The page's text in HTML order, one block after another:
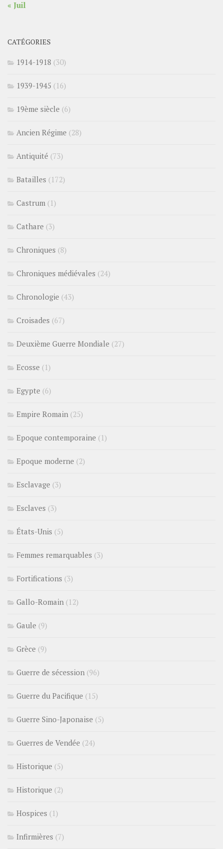
« Juil
CATÉGORIES
1914-1918 (30)
1939-1945 (16)
19ème siècle (6)
Ancien Régime (28)
Antiquité (73)
Batailles (172)
Castrum (1)
Cathare (3)
Chroniques (8)
Chroniques médiévales (24)
Chronologie (43)
Croisades (67)
Deuxième Guerre Mondiale (27)
Ecosse (1)
Egypte (6)
Empire Romain (25)
Epoque contemporaine (1)
Epoque moderne (2)
Esclavage (3)
Esclaves (3)
États-Unis (5)
Femmes remarquables (3)
Fortifications (3)
Gallo-Romain (12)
Gaule (9)
Grèce (9)
Guerre de sécession (96)
Guerre du Pacifique (15)
Guerre Sino-Japonaise (5)
Guerres de Vendée (24)
Historique (5)
Historique (2)
Hospices (1)
Infirmières (7)